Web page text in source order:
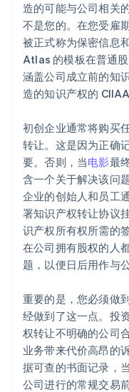
造的可能与公司相关
不是您的。在您受雇
被正式称为保密信息
Atlas 的模板在普通
涵盖公司成立前的知
造的知识产权的 CIIAA
初创企业通常将购买
转让。这是因为正确
要。否则，当电影最
含一个关于解决该问
企业的创始人和员工
署知识产权转让协议
识产权所有权所需的
在公司拥有股权的人
题，以便日后用作与
重要的是，您必须做
经做到了这一点。投
权转让不明确的公司
业务带来代价高昂的
据可查的书面记录，
公司进行的常规交易